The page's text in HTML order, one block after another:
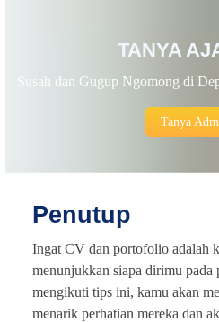
TANYA
Susah dan Gugup Ngomong di
Tanya
Penutup
Ingat CV dan portofolio adalah
menunjukkan siapa dirimu pada
mengikuti tips ini, kamu akan
menarik perhatian mereka dan